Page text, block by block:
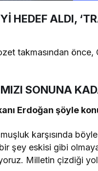
HEDEF ALDI,
takmasından
SONUNA
Erdoğan şöyle
karşısında
şey eskisi gibi
Milletin çizdiği